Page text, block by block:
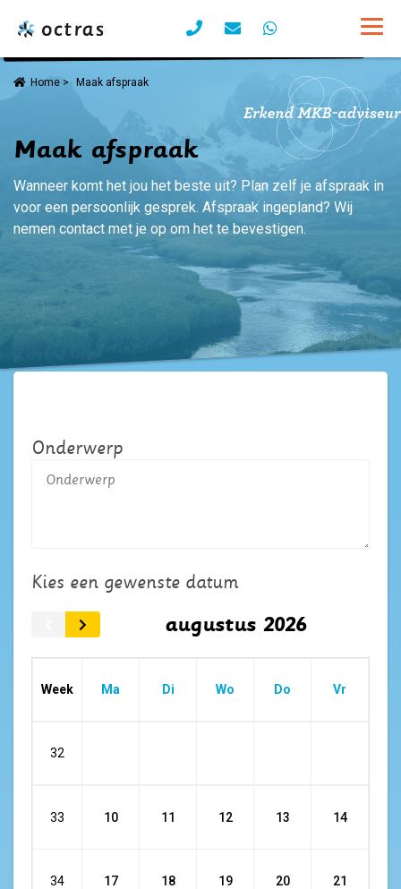
Home > Maak afspraak
Maak afspraak
Wanneer komt het jou het beste uit? Plan zelf je afspraak in
voor een persoonlijk gesprek. Afspraak ingepland? Wij
nemen contact met je op om het te bevestigen.
Onderwerp
Kies een gewenste datum
augustus 2026
Week Ma Di Wo Do Vr
32
33 10 11 12 13 14
34 17 18 19 20 21